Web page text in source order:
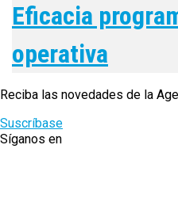
Eficacia
operativa
Reciba las novedades de la
Suscríbase
Síganos en